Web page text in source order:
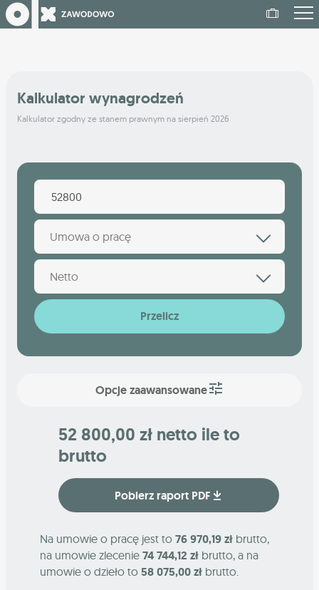
Kalkulator wynagrodzeń
Kalkulator zgodny ze stanem prawnym na sierpień 2026
Umowa o pracę
Netto
Przelicz
Opcje zaawansowane
52 800,00 zł netto ile to
brutto
Pobierz raport PDF
Na umowie o pracę jest to 76 970,19 zł brutto,
na umowie zlecenie 74 744,12 zł brutto, a na
umowie o dzieło to 58 075,00 zł brutto.